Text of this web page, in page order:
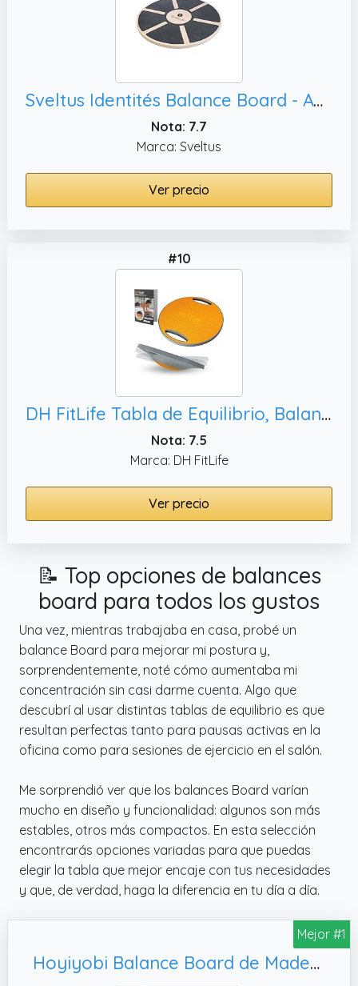
Sveltus Identités Balance Board - Ayuda de circulación 3015-0, Color Negro y Madera
Nota: 7.7
Marca: Sveltus
Ver precio
#10
DH FitLife Tabla de Equilibrio, Balance Board Fitness Adultos y Niños
Nota: 7.5
Marca: DH FitLife
Ver precio
📝 Top opciones de balances
board para todos los gustos
Una vez, mientras trabajaba en casa, probé un
balance Board para mejorar mi postura y,
sorprendentemente, noté cómo aumentaba mi
concentración sin casi darme cuenta. Algo que
descubrí al usar distintas tablas de equilibrio es que
resultan perfectas tanto para pausas activas en la
oficina como para sesiones de ejercicio en el salón.
Me sorprendió ver que los balances Board varían
mucho en diseño y funcionalidad: algunos son más
estables, otros más compactos. En esta selección
encontrarás opciones variadas para que puedas
elegir la tabla que mejor encaje con tus necesidades
y que, de verdad, haga la diferencia en tu día a día.
Mejor #1
Hoyiyobi Balance Board de Madera con rodillo, entrenador de surf– Adultos y Niños